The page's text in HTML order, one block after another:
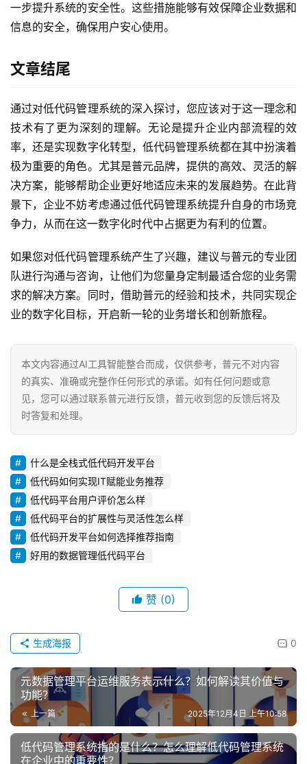
一步提升系统的安全性。这些措施能够有效保障企业数据和
信息的安全，确保用户安心使用。
文章结尾
通过对低代码管理系统的深入探讨，您应该对于这一理念和
技术有了更为深刻的理解。无论是提升企业内部流程的效
率，还是实现数字化转型，低代码管理系统都在其中扮演着
极为重要的角色。尤其是普元品牌，提供的高效、灵活的解
决方案，能够帮助企业更好地适应未来的发展趋势。在此背
景下，企业不妨考虑通过低代码管理系统提升自身的市场竞
争力，从而在这一数字化时代中占据更为有利的位置。
如果您对低代码管理系统产生了兴趣，建议与普元的专业团
队进行沟通与咨询，让他们为您量身定制最适合您的业务需
求的解决方案。同时，借助普元的经验和技术，共同实现企
业的数字化目标，开启新一轮的业务增长和创新旅程。
本文内容通过AI工具智能整合而成，仅供参考，普元不对内容
的真实、准确或完整作任何形式的承诺。如有任何问题或意
见，您可以通过联系普元进行反馈，普元收到您的反馈后将及
时答复和处理。
什么是全栈式低代码开发平台
低代码如何实现IT赋能业务推荐
低代码平台用户评价怎么样
低代码平台的扩展性与灵活性怎么样
低代码开发平台如何选择推荐指南
好用的数据管理低代码平台
赞 (0)
0
生成海报
元数据管理平台运维服务表示什么？如何解读其价值与
功能？
上一篇 2025年12月4日 上午10:58
低代码管理系统指的是什么？怎么理解低代码管理系统
在企业中的重要性？